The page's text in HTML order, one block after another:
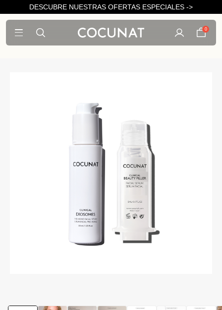
DESCUBRE NUESTRAS OFERTAS ESPECIALES ->
0